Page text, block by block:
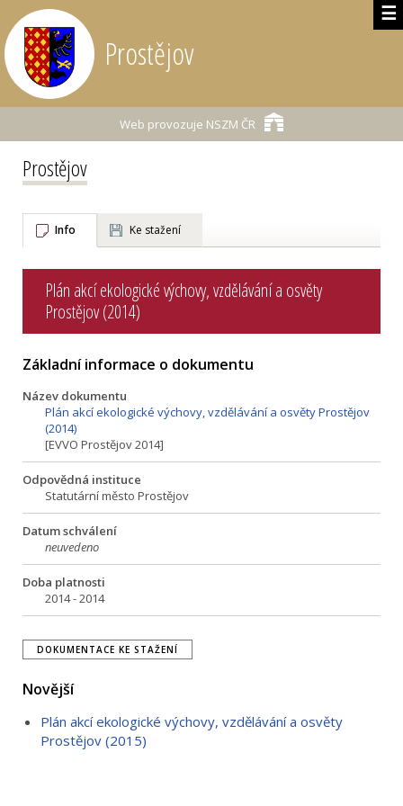
☰
Prostějov
Web provozuje NSZM ČR
Prostějov
Info Ke stažení
Plán akcí ekologické výchovy, vzdělávání a osvěty
Prostějov (2014)
Základní informace o dokumentu
Název dokumentu
Plán akcí ekologické výchovy, vzdělávání a osvěty Prostějov
(2014)
[EVVO Prostějov 2014]
Odpovědná instituce
Statutární město Prostějov
Datum schválení
neuvedeno
Doba platnosti
2014 - 2014
DOKUMENTACE KE STAŽENÍ
Novější
Plán akcí ekologické výchovy, vzdělávání a osvěty
Prostějov (2015)